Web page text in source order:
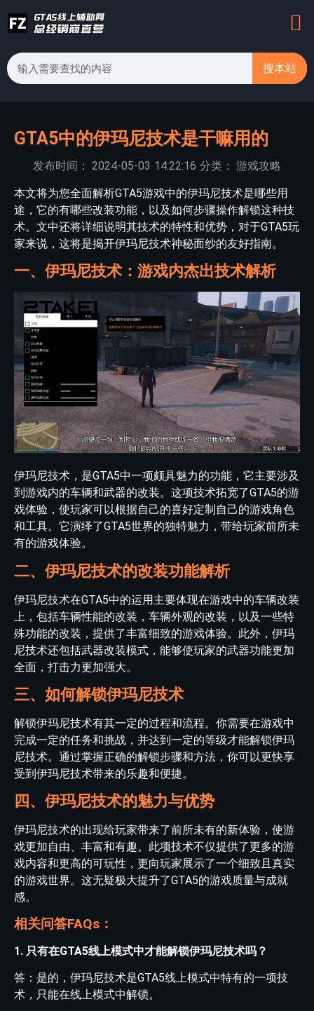
搜本站
GTA5中的伊玛尼技术是干嘛用的
发布时间： 2024-05-03 14:22:16 分类： 游戏攻略
本文将为您全面解析GTA5游戏中的伊玛尼技术是哪些用
途，它的有哪些改装功能，以及如何步骤操作解锁这种技
术。文中还将详细说明其技术的特性和优势，对于GTA5玩
家来说，这将是揭开伊玛尼技术神秘面纱的友好指南。
一、伊玛尼技术：游戏内杰出技术解析
伊玛尼技术，是GTA5中一项颇具魅力的功能，它主要涉及
到游戏内的车辆和武器的改装。这项技术拓宽了GTA5的游
戏体验，使玩家可以根据自己的喜好定制自己的游戏角色
和工具。它演绎了GTA5世界的独特魅力，带给玩家前所未
有的游戏体验。
二、伊玛尼技术的改装功能解析
伊玛尼技术在GTA5中的运用主要体现在游戏中的车辆改装
上，包括车辆性能的改装，车辆外观的改装，以及一些特
殊功能的改装，提供了丰富细致的游戏体验。此外，伊玛
尼技术还包括武器改装模式，能够使玩家的武器功能更加
全面，打击力更加强大。
三、如何解锁伊玛尼技术
解锁伊玛尼技术有其一定的过程和流程。你需要在游戏中
完成一定的任务和挑战，并达到一定的等级才能解锁伊玛
尼技术。通过掌握正确的解锁步骤和方法，你可以更快享
受到伊玛尼技术带来的乐趣和便捷。
四、伊玛尼技术的魅力与优势
伊玛尼技术的出现给玩家带来了前所未有的新体验，使游
戏更加自由、丰富和有趣。此项技术不仅提供了更多的游
戏内容和更高的可玩性，更向玩家展示了一个细致且真实
的游戏世界。这无疑极大提升了GTA5的游戏质量与成就
感。
相关问答FAQs：
1. 只有在GTA5线上模式中才能解锁伊玛尼技术吗？
答：是的，伊玛尼技术是GTA5线上模式中特有的一项技
术，只能在线上模式中解锁。